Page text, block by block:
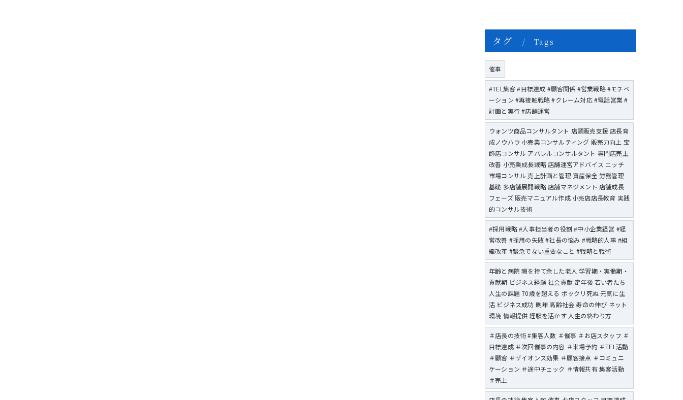
タグ Tags
催事
#TEL集客 #目標達成 #顧客関係 #営業戦略 #モチベ
ーション #再接触戦略 #クレーム対応 #電話営業 #
計画と実行 #店舗運営
ウォンツ商品コンサルタント 店頭販売支援 店長育
成ノウハウ 小売業コンサルティング 販売力向上 宝
飾店コンサル アパレルコンサルタント 専門店売上
改善 小売業成長戦略 店舗運営アドバイス ニッチ
市場コンサル 売上計画と管理 資産保全 労務管理
基礎 多店舗展開戦略 店舗マネジメント 店舗成長
フェーズ 販売マニュアル作成 小売店店長教育 実践
的コンサル技術
#採用戦略 #人事担当者の役割 #中小企業経営 #経
営改善 #採用の失敗 #社長の悩み #戦略的人事 #組
織改革 #緊急でない重要なこと #戦略と戦術
年齢と病院 暇を持て余した老人 学習期・実働期・
貢献期 ビジネス経験 社会貢献 定年後 若い者たち
人生の課題 70歳を超える ポックリ死ぬ 元気に生
活 ビジネス成功 晩年 高齢社会 寿命の伸び ネット
環境 情報提供 経験を活かす 人生の終わり方
＃店長の技術 #集客人数 ＃催事 ＃お店スタッフ ＃
目標達成 ＃次回催事の内容 ＃来場予約 ＃TEL活動
＃顧客 ＃ザイオンス効果 ＃顧客接点 ＃コミュニ
ケーション ＃途中チェック ＃情報共有 集客活動
＃売上